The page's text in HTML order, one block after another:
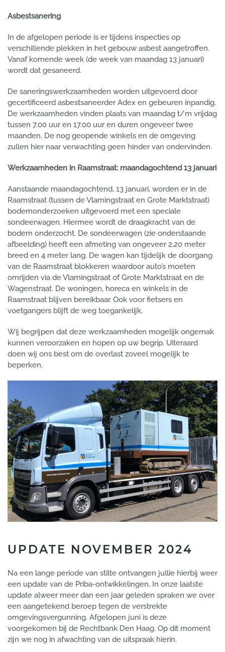
Asbestsanering
In de afgelopen periode is er tijdens inspecties op
verschillende plekken in het gebouw asbest aangetroffen.
Vanaf komende week (de week van maandag 13 januari)
wordt dat gesaneerd.
De saneringswerkzaamheden worden uitgevoerd door
gecertificeerd asbestsaneerder Adex en gebeuren inpandig.
De werkzaamheden vinden plaats van maandag t/m vrijdag
tussen 7.00 uur en 17.00 uur en duren ongeveer twee
maanden. De nog geopende winkels en de omgeving
zullen hier naar verwachting geen hinder van ondervinden.
Werkzaamheden in Raamstraat: maandagochtend 13 januari
Aanstaande maandagochtend, 13 januari, worden er in de
Raamstraat (tussen de Vlamingstraat en Grote Marktstraat)
bodemonderzoeken uitgevoerd met een speciale
sondeerwagen. Hiermee wordt de draagkracht van de
bodem onderzocht. De sondeerwagen (zie onderstaande
afbeelding) heeft een afmeting van ongeveer 2,20 meter
breed en 4 meter lang. De wagen kan tijdelijk de doorgang
van de Raamstraat blokkeren waardoor auto’s moeten
omrijden via de Vlamingstraat of Grote Marktstraat en de
Wagenstraat. De woningen, horeca en winkels in de
Raamstraat blijven bereikbaar. Ook voor fietsers en
voetgangers blijft de weg toegankelijk.
Wij begrijpen dat deze werkzaamheden mogelijk ongemak
kunnen veroorzaken en hopen op uw begrip. Uiteraard
doen wij ons best om de overlast zoveel mogelijk te
beperken.
UPDATE NOVEMBER 2024
Na een lange periode van stilte ontvangen jullie hierbij weer
een update van de Priba-ontwikkelingen. In onze laatste
update alweer meer dan een jaar geleden spraken we over
een aangetekend beroep tegen de verstrekte
omgevingsvergunning. Afgelopen juni is deze
voorgekomen bij de Rechtbank Den Haag. Op dit moment
zijn we nog in afwachting van de uitspraak hierin.